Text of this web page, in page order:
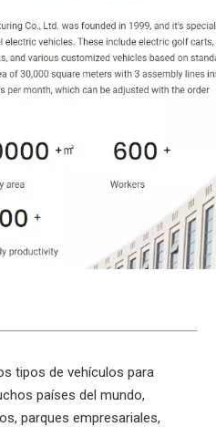
tipos de vehículos para
países del mundo,
parques empresariales,